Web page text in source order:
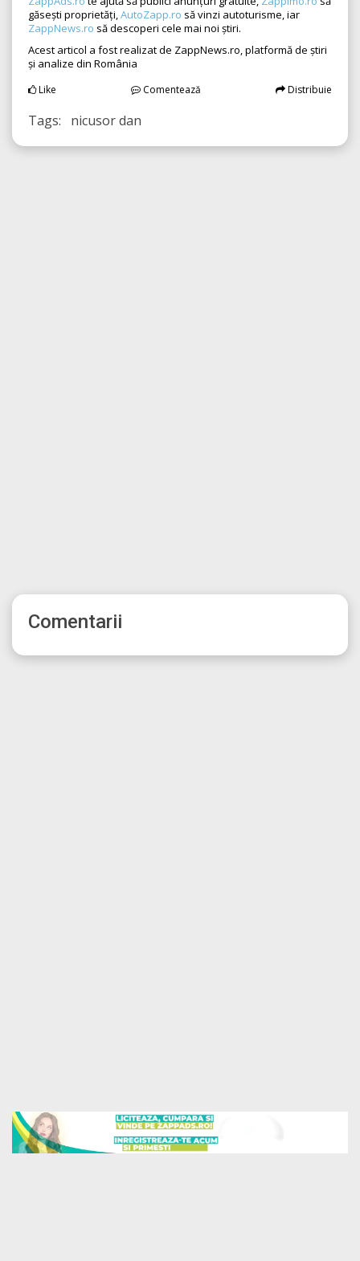
găsești proprietăți,AutoZapp.ro să vinzi autoturisme, iar
ZappNews.ro să descoperi cele mai noi știri.
Acest articol a fost realizat de ZappNews.ro, platformă de știri
și analize din România
Like Comentează Distribuie
Tags: nicusor dan
Comentarii